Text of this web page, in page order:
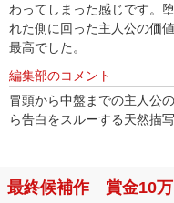
わってしまった感じです。
れた側に回った主人公の価
最高でした。
編集部のコメント
冒頭から中盤までの主人公
ら告白をスルーする天然描
最終候補作 賞金10万